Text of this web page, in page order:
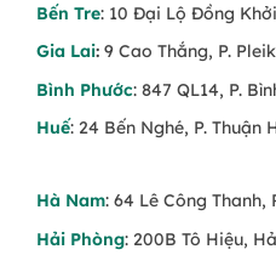
🕊 Gửi vòng hoa từ
gia đình người mất
🕯Thay lời cầu
được yên nghỉ trong
Trạm Hoa
Bến Tre: 10 Đại Lộ Đồng
Gia Lai: 9 Cao Thắng, P.
Bình Phước: 847 QL14, P.
Huế: 24 Bến Nghé, P. Thuận
Hà Nam: 64 Lê Công Thanh,
Hải Phòng: 200B Tô Hiệu,